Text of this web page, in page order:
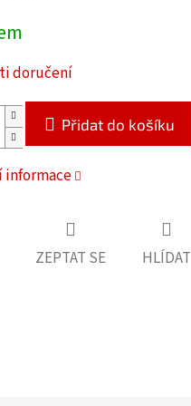
doručení
Přidat do košíku
ZEPTAT SE HLÍDAT